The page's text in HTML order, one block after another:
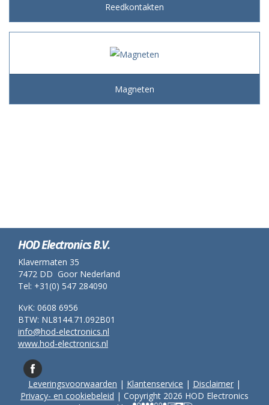
Reedkontakten
Magneten
HOD Electronics B.V.
Klavermaten 35
7472 DD Goor Nederland
Tel: +31(0) 547 284090
KvK: 0608 6956
BTW: NL8144.71.092B01
info@hod-electronics.nl
www.hod-electronics.nl
Leveringsvoorwaarden | Klantenservice | Disclaimer |
Privacy- en cookiebeleid | Copyright 2026 HOD Electronics